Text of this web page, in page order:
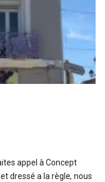
appel à Concept
dressé a la règle, nous